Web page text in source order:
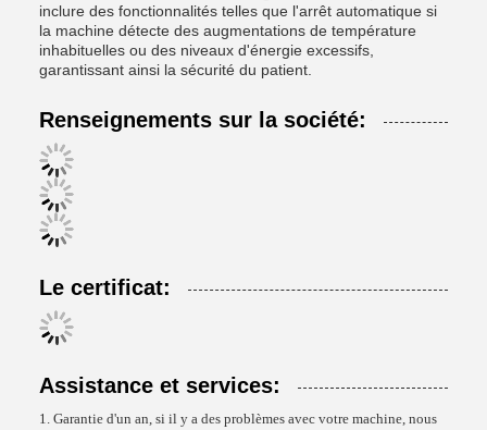
inclure des fonctionnalités telles que l'arrêt automatique si
la machine détecte des augmentations de température
inhabituelles ou des niveaux d'énergie excessifs,
garantissant ainsi la sécurité du patient.
Renseignements sur la société:
Le certificat:
Assistance et services:
1. Garantie d'un an, si il y a des problèmes avec votre machine, nous